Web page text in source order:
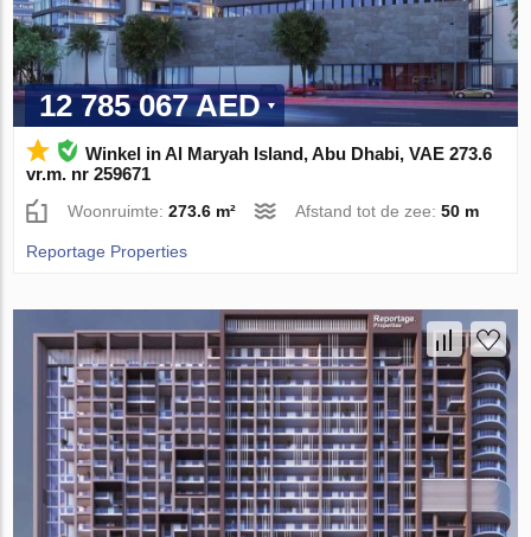
12 785 067 AED
Winkel in Al Maryah Island, Abu Dhabi, VAE 273.6
vr.m. nr 259671
Woonruimte:273.6 m² Afstand tot de zee:50 m
Reportage Properties